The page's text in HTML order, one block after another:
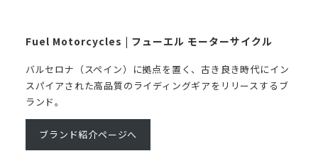
Fuel Motorcycles | フューエル モーターサイクル
バルセロナ（スペイン）に拠点を置く、古き良き時代にイン
スパイアされた高品質のライディングギアをリリースするブ
ランド。
ブランド紹介ページへ